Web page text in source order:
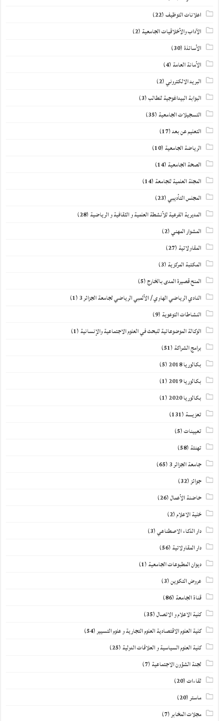
اعلانات التوظيف (22)
الآداب والأخلاقيات الجامعية (2)
الأساتذة(30)
الأمانة العامة (4)
البريد الالكتروني(2)
البوابة البيداغوجية للطالب(3)
التسجيلات الجامعية (35)
التعليم عن بعد(17)
الرياضة الجامعية (10)
الصحة الجامعية (14)
المجلة العلمية للجامعة (14)
المجلس التأديبي(23)
المديرية الفرعية للأنشطة العلمية و الثقافية و الرياضية (28)
المشوار المهني(2)
المقاولاتية (27)
المكتبة المركزية (3)
المنح قصيرة المدى بالخارج(5)
النادي الرياضي الهاوي / الألمبي الرياضي لجامعة الجزائر 3 (1)
النشاطات التوعوية (9)
الوكالة الموضوعاتية للبحث في العلوم الاجتماعية والإنسانية (1)
برامج الشراكة (51)
بكالوريا 2018
(5)
بكالوريا 2019
(1)
بكالوريا 2020
(1)
تعزيــــة (131)
تعيينات(5)
تهنئة (58)
جامعة الجزائر 3 (65)
جوائز(32)
حاضنة الأعمال(26)
خلية الاعلام(2)
دار الذكاء الاصطناعي(3)
دار المقاولاتية (56)
ديوان المطبوعات الجامعية (1)
عروض التكوين(3)
قناة الجامعة (86)
كلية الاعلام و الاتصال(35)
كلية العلوم الاقتصادية العلوم التجارية و علوم التسيير(54)
كلية العلوم السياسية و العلاقات الدولية (25)
لجنة الشؤون الاجتماعية (7)
لقاءات(20)
ماستر(20)
مجلات المخابر(7)